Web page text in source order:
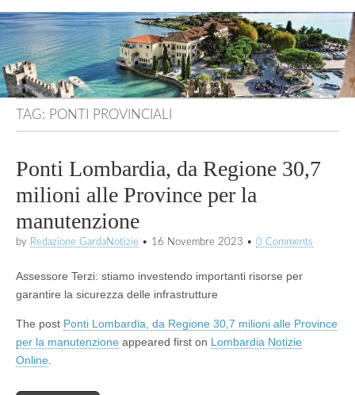
TAG: PONTI PROVINCIALI
Ponti Lombardia, da Regione 30,7
milioni alle Province per la
manutenzione
by Redazione GardaNotizie • 16 Novembre 2023 • 0 Comments
Assessore Terzi: stiamo investendo importanti risorse per
garantire la sicurezza delle infrastrutture
The post Ponti Lombardia, da Regione 30,7 milioni alle Province
per la manutenzione appeared first on Lombardia Notizie
Online